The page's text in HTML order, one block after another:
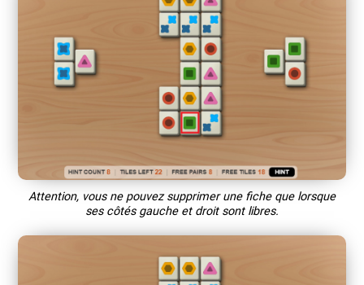
Attention, vous ne pouvez supprimer une fiche que lorsque
ses côtés gauche et droit sont libres.